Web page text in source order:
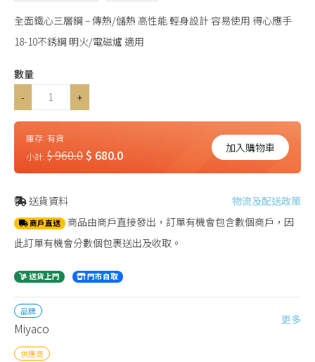
全面鐵心三層鋼 – 傳熱/儲熱 高性能 輕身設計 容易使用 得心應手
18-10不銹鋼 明火/電磁爐 適用
數量
-
+
庫存: 有貨
小計: $ 960.0$ 680.0 加入購物車
送貨資料 物流及配送政策
商戶直送 商品由商戶直接發出，訂單有機會包含數個商戶，因
此訂單有機會分數個包裹送出及收取。
送貨上門 門市自取
品牌
Miyaco
更多
供應商